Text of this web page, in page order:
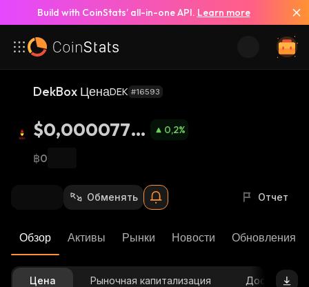
Build with CoinStats’ all-in-one API. Learn more
DekBox ЦенаDEK #16593
$0,0000778
2
0,2%
฿0
Обменять Отчет
Обзор Активы Рынки Новости Обновления
Цена Рыночная капитализация Доступное